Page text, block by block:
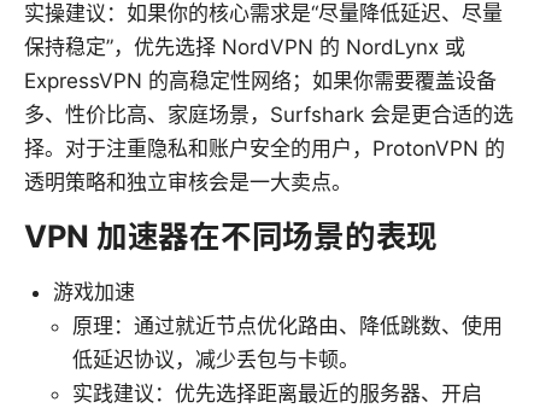
实操建议：如果你的核心需求是“尽量降低延迟、尽量
保持稳定”，优先选择 NordVPN 的 NordLynx 或
ExpressVPN 的高稳定性网络；如果你需要覆盖设备
多、性价比高、家庭场景，Surfshark 会是更合适的选
择。对于注重隐私和账户安全的用户，ProtonVPN 的
透明策略和独立审核会是一大卖点。
VPN 加速器在不同场景的表现
游戏加速
原理：通过就近节点优化路由、降低跳数、使用
低延迟协议，减少丢包与卡顿。
实践建议：优先选择距离最近的服务器、开启